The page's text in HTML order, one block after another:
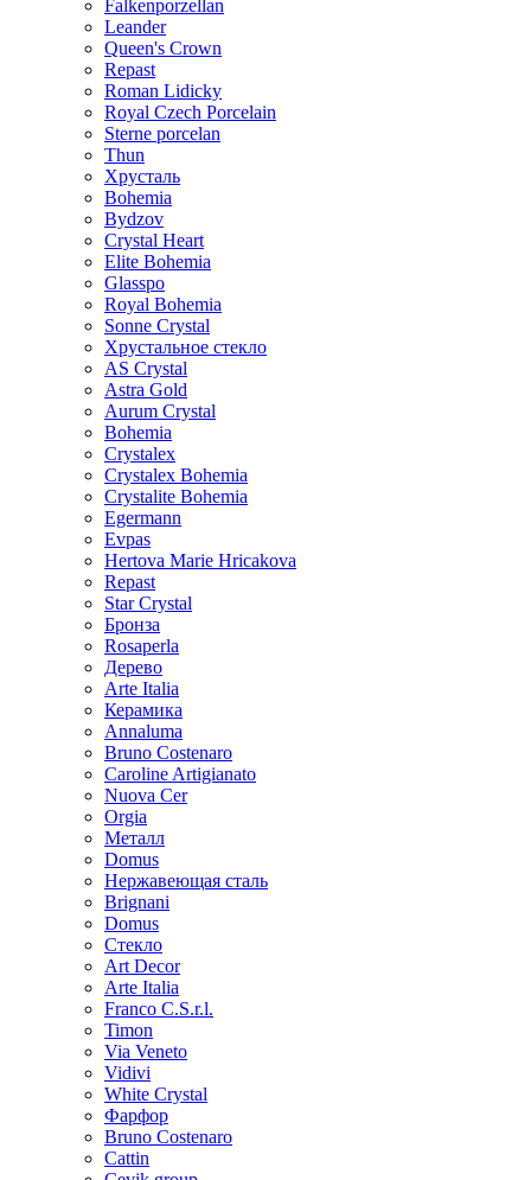
Falkenporzellan
Leander
Queen's Crown
Repast
Roman Lidicky
Royal Czech Porcelain
Sterne porcelan
Thun
Хрусталь
Bohemia
Bydzov
Crystal Heart
Elite Bohemia
Glasspo
Royal Bohemia
Sonne Crystal
Хрустальное стекло
AS Crystal
Astra Gold
Aurum Crystal
Bohemia
Crystalex
Crystalex Bohemia
Crystalite Bohemia
Egermann
Evpas
Hertova Marie Hricakova
Repast
Star Crystal
Бронза
Rosaperla
Дерево
Arte Italia
Керамика
Annaluma
Bruno Costenaro
Caroline Artigianato
Nuova Cer
Orgia
Металл
Domus
Нержавеющая сталь
Brignani
Domus
Стекло
Art Decor
Arte Italia
Franco C.S.r.l.
Timon
Via Veneto
Vidivi
White Crystal
Фарфор
Bruno Costenaro
Cattin